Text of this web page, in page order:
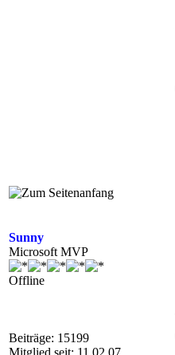
Sunny
Microsoft MVP
Offline
Beiträge: 15199
Mitglied seit: 11.02.07